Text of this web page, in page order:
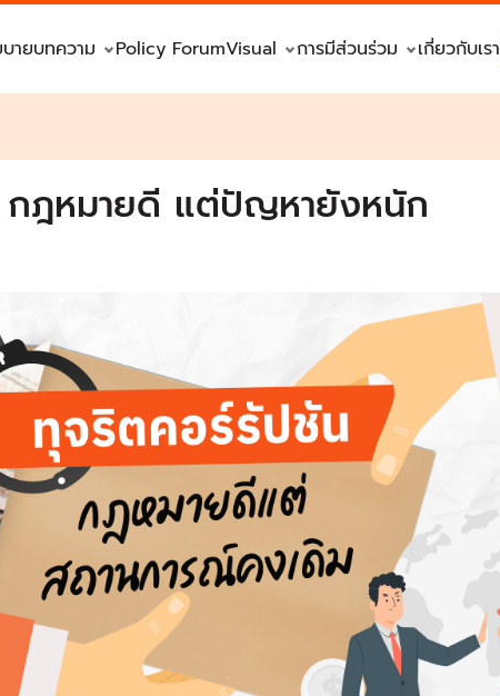
ายบทความ Policy ForumVisual การมีส่วนร่วม เกี่ยวกับเรา
ฎหมายดี แต่ปัญหายังหนัก